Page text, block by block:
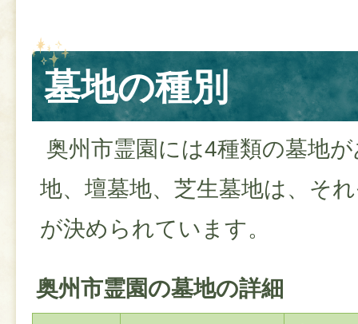
墓地の種別
奥州市霊園には4種類の墓地
地、壇墓地、芝生墓地は、そ
が決められています。
奥州市霊園の墓地の詳細